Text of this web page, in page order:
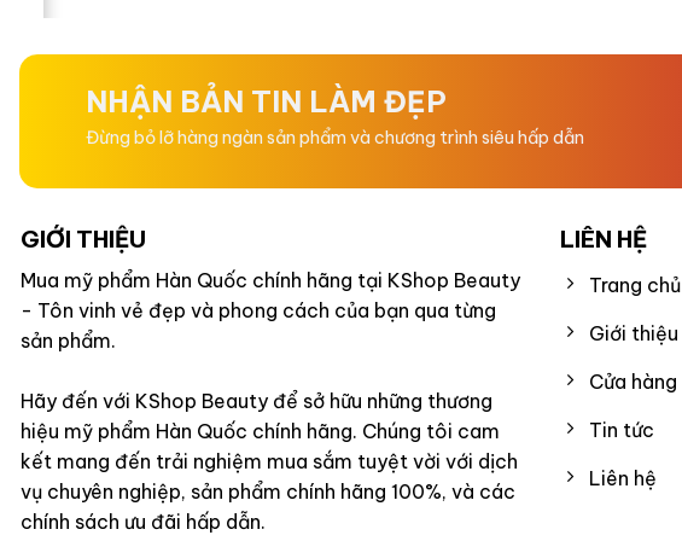
5
5
NHẬN BẢN TIN LÀM ĐẸP
Đừng bỏ lỡ hàng ngàn sản phẩm và chương trình siêu hấp dẫn
GIỚI THIỆU
Mua mỹ phẩm Hàn Quốc chính hãng tại KShop Beauty
- Tôn vinh vẻ đẹp và phong cách của bạn qua từng
sản phẩm.
Hãy đến với KShop Beauty để sở hữu những thương
hiệu mỹ phẩm Hàn Quốc chính hãng. Chúng tôi cam
kết mang đến trải nghiệm mua sắm tuyệt vời với dịch
vụ chuyên nghiệp, sản phẩm chính hãng 100%, và các
chính sách ưu đãi hấp dẫn.
LIÊN HỆ
Trang chủ
Giới thiệu
Cửa hàng
Tin tức
Liên hệ